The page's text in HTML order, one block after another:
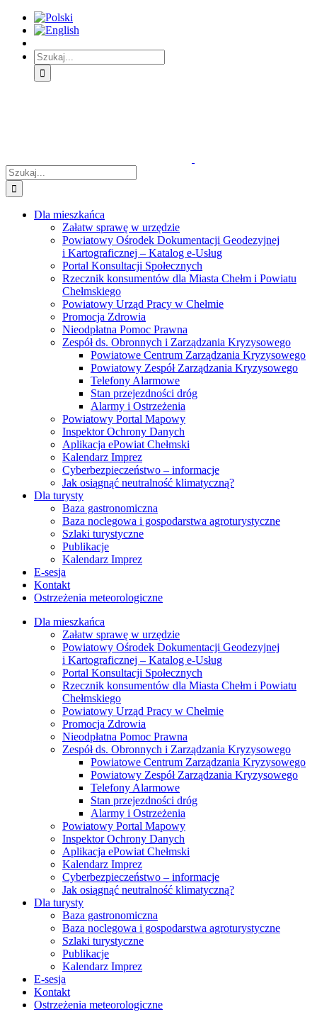
Skip
Treść
główna
Skip
Menu
główne
Skip
Menu
dodatkowe
Szukaj
Szukaj
Dla mieszkańca
Załatw sprawę w urzędzie
Powiatowy Ośrodek Dokumentacji Geodezyjnej
i Kartograficznej – Katalog e-Usług
Portal Konsultacji Społecznych
Rzecznik konsumentów dla Miasta Chełm i Powiatu
Chełmskiego
Powiatowy Urząd Pracy w Chełmie
Promocja Zdrowia
Nieodpłatna Pomoc Prawna
Zespół ds. Obronnych i Zarządzania Kryzysowego
Powiatowe Centrum Zarządzania Kryzysowego
Powiatowy Zespół Zarządzania Kryzysowego
Telefony Alarmowe
Stan przejezdności dróg
Alarmy i Ostrzeżenia
Powiatowy Portal Mapowy
Inspektor Ochrony Danych
Aplikacja ePowiat Chełmski
Kalendarz Imprez
Cyberbezpieczeństwo – informacje
Jak osiągnąć neutralność klimatyczną?
Dla turysty
Baza gastronomiczna
Baza noclegowa i gospodarstwa agroturystyczne
Szlaki turystyczne
Publikacje
Kalendarz Imprez
E-sesja
Kontakt
Ostrzeżenia meteorologiczne
Dla mieszkańca
Załatw sprawę w urzędzie
Powiatowy Ośrodek Dokumentacji Geodezyjnej
i Kartograficznej – Katalog e-Usług
Portal Konsultacji Społecznych
Rzecznik konsumentów dla Miasta Chełm i Powiatu
Chełmskiego
Powiatowy Urząd Pracy w Chełmie
Promocja Zdrowia
Nieodpłatna Pomoc Prawna
Zespół ds. Obronnych i Zarządzania Kryzysowego
Powiatowe Centrum Zarządzania Kryzysowego
Powiatowy Zespół Zarządzania Kryzysowego
Telefony Alarmowe
Stan przejezdności dróg
Alarmy i Ostrzeżenia
Powiatowy Portal Mapowy
Inspektor Ochrony Danych
Aplikacja ePowiat Chełmski
Kalendarz Imprez
Cyberbezpieczeństwo – informacje
Jak osiągnąć neutralność klimatyczną?
Dla turysty
Baza gastronomiczna
Baza noclegowa i gospodarstwa agroturystyczne
Szlaki turystyczne
Publikacje
Kalendarz Imprez
E-sesja
Kontakt
Ostrzeżenia meteorologiczne